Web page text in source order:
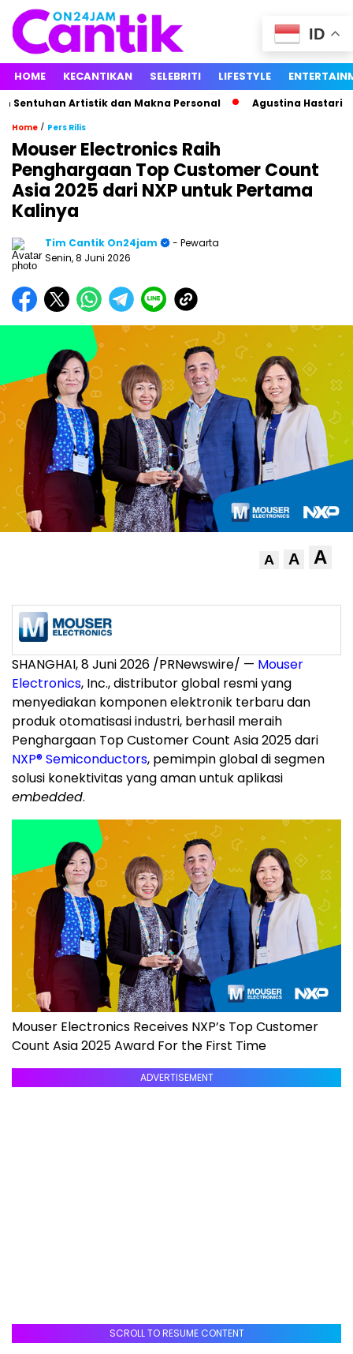
HOME KECANTIKAN SELEBRITI LIFESTYLE
Artistik dan Makna Personal Agustina Hastarina
Home / Pers Rilis
Mouser Electronics Raih
Penghargaan Top Customer Count
Asia 2025 dari NXP untuk Pertama
Kalinya
Tim Cantik On24jam
- Pewarta
Senin, 8 Juni 2026
A A A
SHANGHAI, 8 Juni 2026 /PRNewswire/ — Mouser
Electronics, Inc., distributor global resmi yang
menyediakan komponen elektronik terbaru dan
produk otomatisasi industri, berhasil meraih
Penghargaan Top Customer Count Asia 2025 dari
NXP®Semiconductors, pemimpin global di segmen
solusi konektivitas yang aman untuk aplikasi
embedded.
Mouser Electronics Receives NXP’s Top Customer
Count Asia 2025 Award For the First Time
ADVERTISEMENT
SCROLL TO RESUME CONTENT
ID